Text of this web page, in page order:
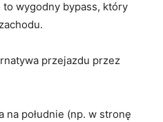
to wygodny bypass, który
przejazdu przez
na południe (np. w stronę